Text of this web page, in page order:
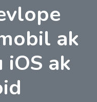
ak
ak